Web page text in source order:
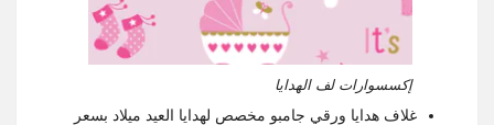
إكسسوارات لف الهدايا
غلاف هدايا ورقي جامبو مخصص لهدايا العيد ميلاد بسعر